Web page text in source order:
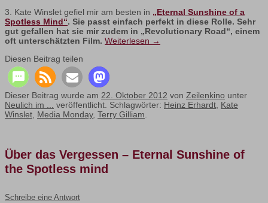
3. Kate Winslet gefiel mir am besten in „Eternal Sunshine of a
Spotless Mind“. Sie passt einfach perfekt in diese Rolle. Sehr
gut gefallen hat sie mir zudem in „Revolutionary Road“, einem
oft unterschätzten Film. Weiterlesen →
Diesen Beitrag teilen
Dieser Beitrag wurde am 22. Oktober 2012 von Zeilenkino unter
Neulich im ... veröffentlicht. Schlagwörter: Heinz Erhardt, Kate
Winslet, Media Monday, Terry Gilliam.
Über das Vergessen – Eternal Sunshine of
the Spotless mind
Schreibe eine Antwort